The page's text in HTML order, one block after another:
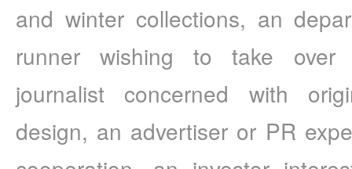
and winter collections, an
runner wishing to take over
journalist concerned with
design, an advertiser or PR